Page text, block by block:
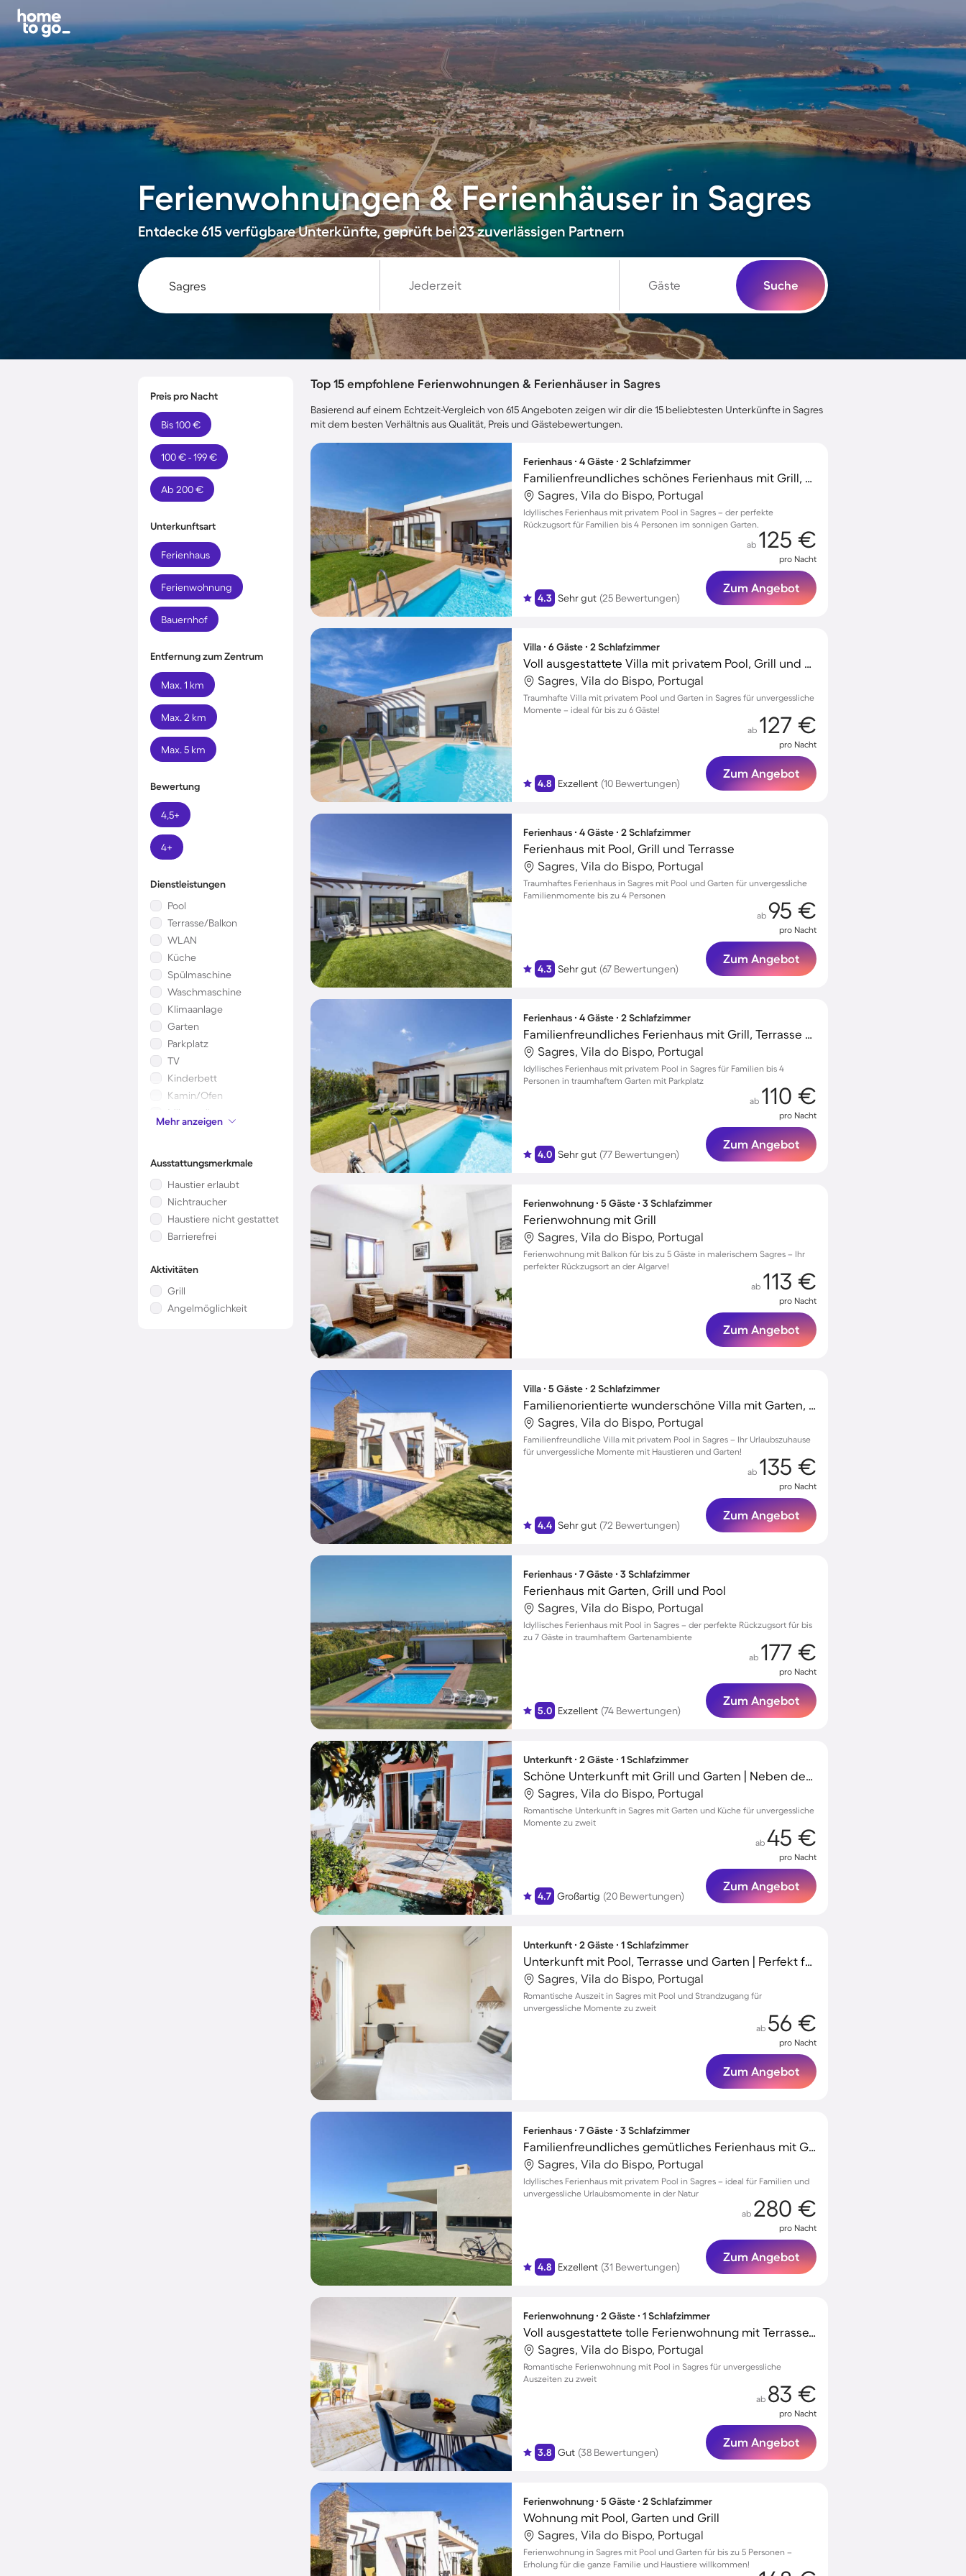
Ferienwohnungen & Ferienhäuser in Sagres
Entdecke 615 verfügbare Unterkünfte, geprüft bei 23 zuverlässigen Partnern
Jederzeit Gäste Suche
Preis pro Nacht
Bis 100 €
100 € - 199 €
Ab 200 €
Unterkunftsart
Ferienhaus
Ferienwohnung
Bauernhof
Entfernung zum Zentrum
Max. 1 km
Max. 2 km
Max. 5 km
Bewertung
4,5+
4+
Dienstleistungen
Pool
Terrasse/Balkon
WLAN
Küche
Spülmaschine
Waschmaschine
Klimaanlage
Garten
Parkplatz
TV
Kinderbett
Kamin/Ofen
Mikrowelle
Mehr anzeigen
Ausstattungsmerkmale
Haustier erlaubt
Nichtraucher
Haustiere nicht gestattet
Barrierefrei
Aktivitäten
Grill
Angelmöglichkeit
Top 15 empfohlene Ferienwohnungen & Ferienhäuser in Sagres
Basierend auf einem Echtzeit-Vergleich von 615 Angeboten zeigen wir dir die 15 beliebtesten Unterkünfte in Sagres
mit dem besten Verhältnis aus Qualität, Preis und Gästebewertungen.
Ferienhaus ∙ 4 Gäste ∙ 2 Schlafzimmer
Familienfreundliches schönes Ferienhaus mit Grill, Garten und privatem Pool
Sagres, Vila do Bispo, Portugal
Idyllisches Ferienhaus mit privatem Pool in Sagres – der perfekte
Rückzugsort für Familien bis 4 Personen im sonnigen Garten.
4.3 Sehr gut (25 Bewertungen)
ab 125 €
pro Nacht
Zum Angebot
Villa ∙ 6 Gäste ∙ 2 Schlafzimmer
Voll ausgestattete Villa mit privatem Pool, Grill und Terrasse
Sagres, Vila do Bispo, Portugal
Traumhafte Villa mit privatem Pool und Garten in Sagres für unvergessliche
Momente – ideal für bis zu 6 Gäste!
4.8 Exzellent (10 Bewertungen)
ab 127 €
pro Nacht
Zum Angebot
Ferienhaus ∙ 4 Gäste ∙ 2 Schlafzimmer
Ferienhaus mit Pool, Grill und Terrasse
Sagres, Vila do Bispo, Portugal
Traumhaftes Ferienhaus in Sagres mit Pool und Garten für unvergessliche
Familienmomente bis zu 4 Personen
4.3 Sehr gut (67 Bewertungen)
ab 95 €
pro Nacht
Zum Angebot
Ferienhaus ∙ 4 Gäste ∙ 2 Schlafzimmer
Familienfreundliches Ferienhaus mit Grill, Terrasse und Garten | Ideal für Homeoffice
Sagres, Vila do Bispo, Portugal
Idyllisches Ferienhaus mit privatem Pool in Sagres für Familien bis 4
Personen in traumhaftem Garten mit Parkplatz
4.0 Sehr gut (77 Bewertungen)
ab 110 €
pro Nacht
Zum Angebot
Ferienwohnung ∙ 5 Gäste ∙ 3 Schlafzimmer
Ferienwohnung mit Grill
Sagres, Vila do Bispo, Portugal
Ferienwohnung mit Balkon für bis zu 5 Gäste in malerischem Sagres – Ihr
perfekter Rückzugsort an der Algarve!
ab 113 €
pro Nacht
Zum Angebot
Villa ∙ 5 Gäste ∙ 2 Schlafzimmer
Familienorientierte wunderschöne Villa mit Garten, Grill und privatem Pool | Haustierfreundlich
Sagres, Vila do Bispo, Portugal
Familienfreundliche Villa mit privatem Pool in Sagres – Ihr Urlaubszuhause
für unvergessliche Momente mit Haustieren und Garten!
4.4 Sehr gut (72 Bewertungen)
ab 135 €
pro Nacht
Zum Angebot
Ferienhaus ∙ 7 Gäste ∙ 3 Schlafzimmer
Ferienhaus mit Garten, Grill und Pool
Sagres, Vila do Bispo, Portugal
Idyllisches Ferienhaus mit Pool in Sagres – der perfekte Rückzugsort für bis
zu 7 Gäste in traumhaftem Gartenambiente
5.0 Exzellent (74 Bewertungen)
ab 177 €
pro Nacht
Zum Angebot
Unterkunft ∙ 2 Gäste ∙ 1 Schlafzimmer
Schöne Unterkunft mit Grill und Garten | Neben dem Strand
Sagres, Vila do Bispo, Portugal
Romantische Unterkunft in Sagres mit Garten und Küche für unvergessliche
Momente zu zweit
4.7 Großartig (20 Bewertungen)
ab 45 €
pro Nacht
Zum Angebot
Unterkunft ∙ 2 Gäste ∙ 1 Schlafzimmer
Unterkunft mit Pool, Terrasse und Garten | Perfekt für die Arbeit von Zuhause
Sagres, Vila do Bispo, Portugal
Romantische Auszeit in Sagres mit Pool und Strandzugang für
unvergessliche Momente zu zweit
ab 56 €
pro Nacht
Zum Angebot
Ferienhaus ∙ 7 Gäste ∙ 3 Schlafzimmer
Familienfreundliches gemütliches Ferienhaus mit Grill, privatem Pool und Garten | Naturblick
Sagres, Vila do Bispo, Portugal
Idyllisches Ferienhaus mit privatem Pool in Sagres – ideal für Familien und
unvergessliche Urlaubsmomente in der Natur
4.8 Exzellent (31 Bewertungen)
ab 280 €
pro Nacht
Zum Angebot
Ferienwohnung ∙ 2 Gäste ∙ 1 Schlafzimmer
Voll ausgestattete tolle Ferienwohnung mit Terrasse, Pool und Garten | Strand in der Nähe
Sagres, Vila do Bispo, Portugal
Romantische Ferienwohnung mit Pool in Sagres für unvergessliche
Auszeiten zu zweit
3.8 Gut (38 Bewertungen)
ab 83 €
pro Nacht
Zum Angebot
Ferienwohnung ∙ 5 Gäste ∙ 2 Schlafzimmer
Wohnung mit Pool, Garten und Grill
Sagres, Vila do Bispo, Portugal
Ferienwohnung in Sagres mit Pool und Garten für bis zu 5 Personen –
Erholung für die ganze Familie und Haustiere willkommen!